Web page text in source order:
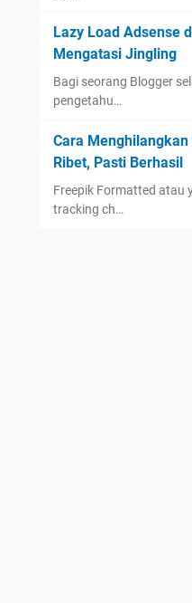
Lazy Load Adsense
Mengatasi Jingling
Bagi seorang Blogger
pengetahu…
Cara
Ribet, Pasti Berhasil
Freepik Formatted atau
tracking ch…